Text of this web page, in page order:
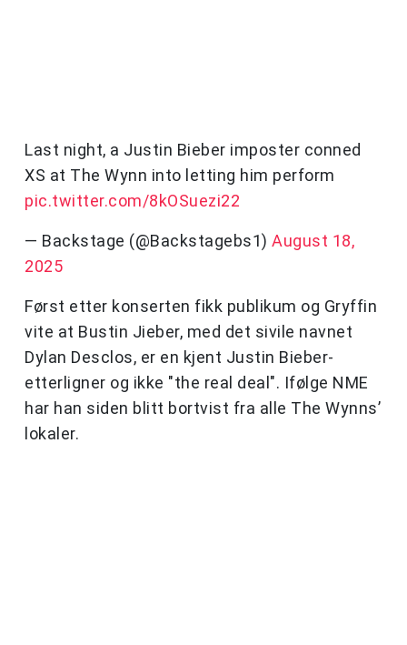
Last night, a Justin Bieber imposter conned
XS at The Wynn into letting him perform
pic.twitter.com/8kOSuezi22
— Backstage (@Backstagebs1) August 18,
2025
Først etter konserten fikk publikum og Gryffin
vite at Bustin Jieber, med det sivile navnet
Dylan Desclos, er en kjent Justin Bieber-
etterligner og ikke "the real deal". Ifølge NME
har han siden blitt bortvist fra alle The Wynns’
lokaler.